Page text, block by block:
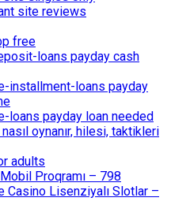
site reviews
free
loans payday cash
installment-loans payday
loans payday loan needed
oynanır, hilesi, taktikleri
adults
Proqramı – 798
Casino Lisenziyalı Slotlar –